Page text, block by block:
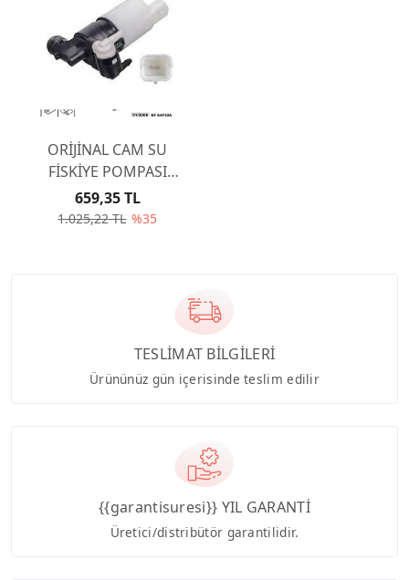
ORİJİNAL CAM SU
FİSKİYE POMPASI
643475
1.025,22 TL %35
659,35 TL
TESLİMAT BİLGİLERİ
Ürününüz gün içerisinde teslim edilir
{{garantisuresi}} YIL GARANTİ
Üretici/distribütör garantilidir.